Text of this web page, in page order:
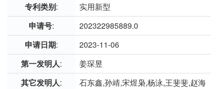
专利类别:
实用新型
申请号:
202322985889.0
申请日期:
2023-11-06
第一发明人:
姜琛昱
其它发明人:
石东鑫,孙靖,宋煜枭,杨泳,王斐斐,赵海